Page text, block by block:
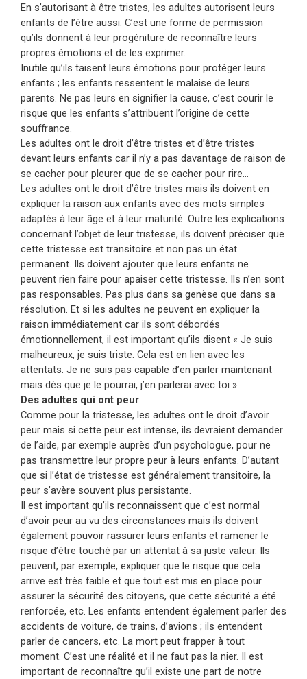
En s’autorisant à être tristes, les adultes autorisent leurs
enfants de l’être aussi. C’est une forme de permission
qu’ils donnent à leur progéniture de reconnaître leurs
propres émotions et de les exprimer.
Inutile qu’ils taisent leurs émotions pour protéger leurs
enfants ; les enfants ressentent le malaise de leurs
parents. Ne pas leurs en signifier la cause, c’est courir le
risque que les enfants s’attribuent l’origine de cette
souffrance.
Les adultes ont le droit d’être tristes et d’être tristes
devant leurs enfants car il n’y a pas davantage de raison de
se cacher pour pleurer que de se cacher pour rire…
Les adultes ont le droit d’être tristes mais ils doivent en
expliquer la raison aux enfants avec des mots simples
adaptés à leur âge et à leur maturité. Outre les explications
concernant l’objet de leur tristesse, ils doivent préciser que
cette tristesse est transitoire et non pas un état
permanent. Ils doivent ajouter que leurs enfants ne
peuvent rien faire pour apaiser cette tristesse. Ils n’en sont
pas responsables. Pas plus dans sa genèse que dans sa
résolution. Et si les adultes ne peuvent en expliquer la
raison immédiatement car ils sont débordés
émotionnellement, il est important qu’ils disent « Je suis
malheureux, je suis triste. Cela est en lien avec les
attentats. Je ne suis pas capable d’en parler maintenant
mais dès que je le pourrai, j’en parlerai avec toi ».
Des adultes qui ont peur
Comme pour la tristesse, les adultes ont le droit d’avoir
peur mais si cette peur est intense, ils devraient demander
de l’aide, par exemple auprès d’un psychologue, pour ne
pas transmettre leur propre peur à leurs enfants. D’autant
que si l’état de tristesse est généralement transitoire, la
peur s’avère souvent plus persistante.
Il est important qu’ils reconnaissent que c’est normal
d’avoir peur au vu des circonstances mais ils doivent
également pouvoir rassurer leurs enfants et ramener le
risque d’être touché par un attentat à sa juste valeur. Ils
peuvent, par exemple, expliquer que le risque que cela
arrive est très faible et que tout est mis en place pour
assurer la sécurité des citoyens, que cette sécurité a été
renforcée, etc. Les enfants entendent également parler des
accidents de voiture, de trains, d’avions ; ils entendent
parler de cancers, etc. La mort peut frapper à tout
moment. C’est une réalité et il ne faut pas la nier. Il est
important de reconnaître qu’il existe une part de notre